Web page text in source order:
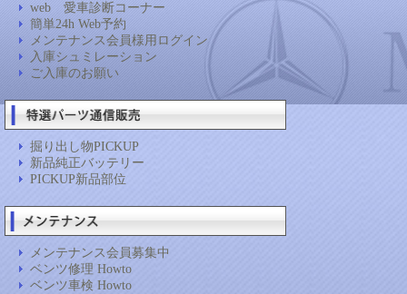
web 愛車診断コーナー
簡単24h Web予約
メンテナンス会員様用ログイン
入庫シュミレーション
ご入庫のお願い
掘り出し物PICKUP
新品純正バッテリー
PICKUP新品部位
メンテナンス会員募集中
ベンツ修理 Howto
ベンツ車検 Howto